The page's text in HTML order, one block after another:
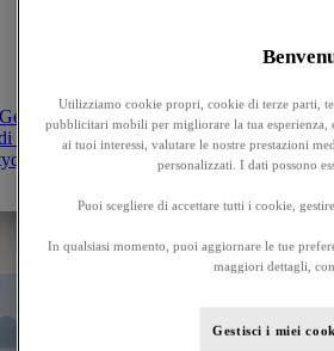
legna)
Utilizziamo cookie propri, cookie di terze parti,
pubblicitari mobili per migliorare la tua esperienza,
ai tuoi interessi, valutare le nostre prestazioni
personalizzati. I dati possono
Puoi scegliere di accettare tutti i cookie,
In qualsiasi momento, puoi aggiornare le tue
maggiori dettagli,
Gestisci i miei